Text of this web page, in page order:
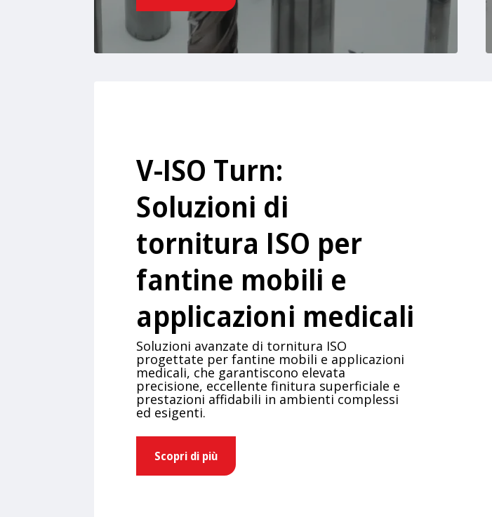
V-ISO Turn:
Soluzioni di
tornitura ISO per
fantine mobili e
applicazioni medicali
Soluzioni avanzate di tornitura ISO
progettate per fantine mobili e applicazioni
medicali, che garantiscono elevata
precisione, eccellente finitura superficiale e
prestazioni affidabili in ambienti complessi
ed esigenti.
Scopri di più